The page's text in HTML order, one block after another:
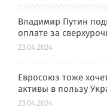
Владимир Путин
оплате за
23.04.2024
Евросоюз тоже
активы в пользу
23.04.2024